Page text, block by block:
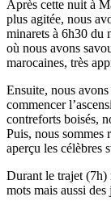
Après cette nuit à
plus agitée, nous
minarets à 6h30 du
où nous avons
marocaines, très
Ensuite, nous
commencer
contreforts boisés,
Puis, nous sommes
aperçu les célèbres
Durant le trajet (7h)
mots mais aussi